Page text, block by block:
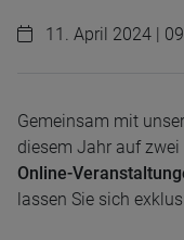
11. April 2024 |
Gemeinsam mit
diesem Jahr auf zwei
Online-
lassen Sie sich